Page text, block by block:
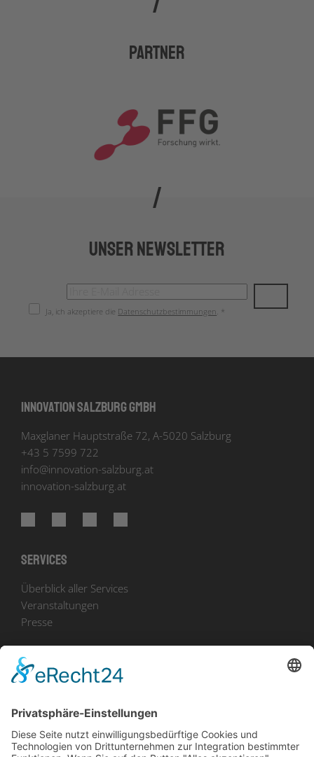
Partner
Unser Newsletter
Ja, ich akzeptiere die Datenschutzbestimmungen. *
Innovation Salzburg GmbH
Maxglaner Hauptstraße 72, A-5020 Salzburg
+43 5 7599 722
info@innovation-salzburg.at
innovation-salzburg.at
Services
Überblick aller Services
Veranstaltungen
Presse
Bekanntmachungen
Zu uns